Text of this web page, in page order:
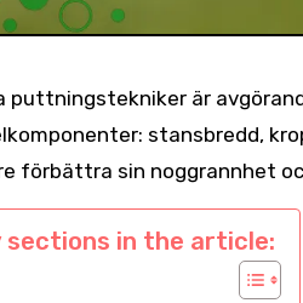
puttningstekniker är
stansbredd,
förbättra sin noggrannhet
sections in the article: